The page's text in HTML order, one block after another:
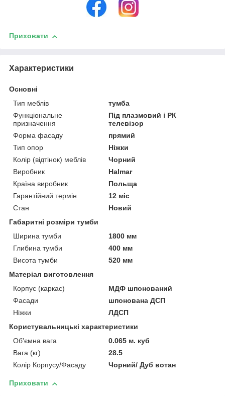
Приховати
Характеристики
Основні
Тип меблів
тумба
Функціональне
призначення
Під плазмовий і РК
телевізор
Форма фасаду
прямий
Тип опор
Ніжки
Колір (відтінок) меблів
Чорний
Виробник
Halmar
Країна виробник
Польща
Гарантійний термін
12 міс
Стан
Новий
Габаритні розміри тумби
Ширина тумби
1800 мм
Глибина тумби
400 мм
Висота тумби
520 мм
Матеріал виготовлення
Корпус (каркас)
МДФ шпонований
Фасади
шпонована ДСП
Ніжки
ЛДСП
Користувальницькі характеристики
Об'ємна вага
0.065 м. куб
Вага (кг)
28.5
Колір Корпусу/Фасаду
Чорний/ Дуб вотан
Приховати